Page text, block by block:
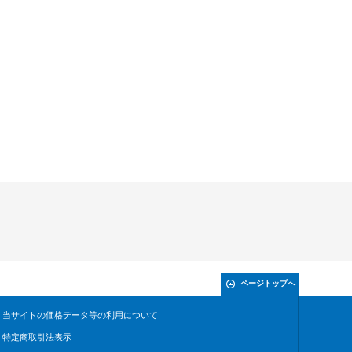
ページトップへ
当サイトの価格データ等の利用について
特定商取引法表示